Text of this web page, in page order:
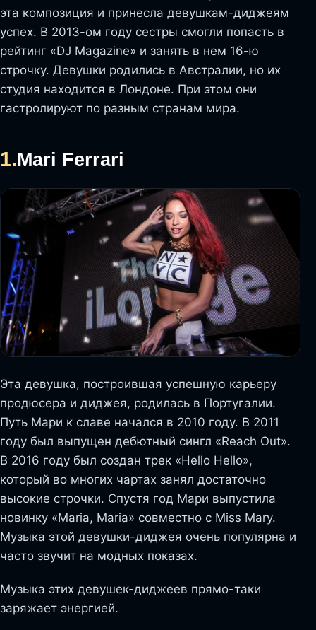
эта композиция и принесла девушкам-диджеям
успех. В 2013-ом году сестры смогли попасть в
рейтинг «DJ Magazine» и занять в нем 16-ю
строчку. Девушки родились в Австралии, но их
студия находится в Лондоне. При этом они
гастролируют по разным странам мира.
1.Mari Ferrari
Эта девушка, построившая успешную карьеру
продюсера и диджея, родилась в Португалии.
Путь Мари к славе начался в 2010 году. В 2011
году был выпущен дебютный сингл «Reach Out».
В 2016 году был создан трек «Hello Hello»,
который во многих чартах занял достаточно
высокие строчки. Спустя год Мари выпустила
новинку «Maria, Maria» совместно с Miss Mary.
Музыка этой девушки-диджея очень популярна и
часто звучит на модных показах.
Музыка этих девушек-диджеев прямо-таки
заряжает энергией.